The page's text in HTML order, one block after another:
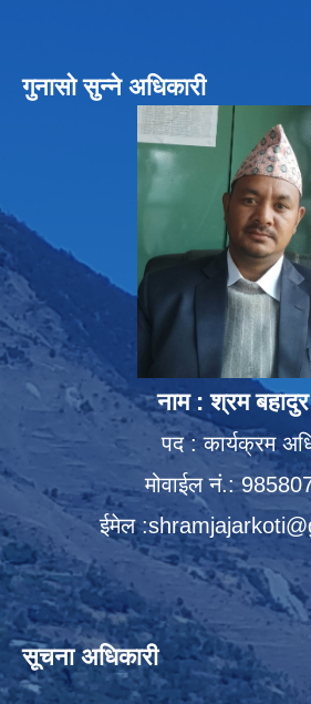
गुनासो सुन्ने अधिकारी
नाम : श्रम
पद : कार्यक्रम
मोवाईल नं.:
ईमेल :
सूचना अधिकारी